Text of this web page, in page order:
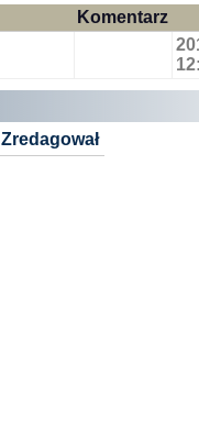
Komentarz
Zredagował